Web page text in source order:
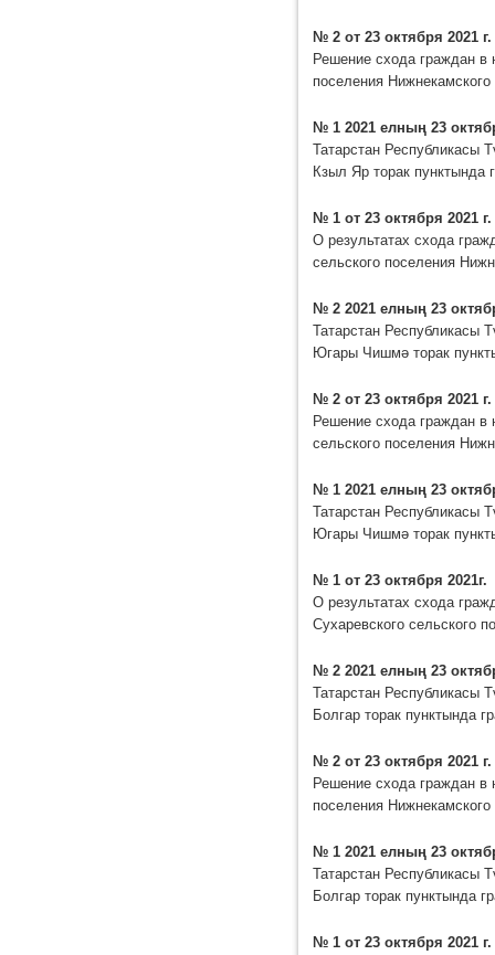
№ 2 от 23 октября 2021 г.
Решение схода граждан в
поселения
№ 1 2021 елның 23
Татарстан Республикасы
Кзыл Яр торак пунктында
№ 1 от 23 октября 2021 г.
О результатах схода
сельского поселения
№ 2 2021 елның 23
Татарстан Республикасы
Югары Чишмә торак
№ 2 от 23 октября 2021 г.
Решение схода граждан в
сельского поселения
№ 1 2021 елның 23
Татарстан Республикасы
Югары Чишмә торак
№ 1 от 23 октября 2021г.
О результатах схода
Сухаревского сельского
№ 2 2021 елның 23
Татарстан Республикасы
Болгар торак пунктында
№ 2 от 23 октября 2021 г.
Решение схода граждан в
поселения
№ 1 2021 елның 23
Татарстан Республикасы
Болгар торак пунктында
№ 1 от 23 октября 2021 г.